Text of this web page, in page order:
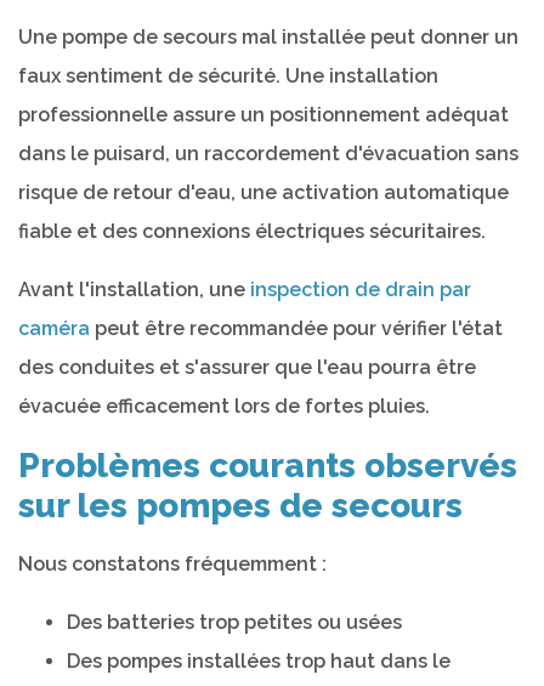
Une pompe de secours mal installée peut donner un
faux sentiment de sécurité. Une installation
professionnelle assure un positionnement adéquat
dans le puisard, un raccordement d'évacuation sans
risque de retour d'eau, une activation automatique
fiable et des connexions électriques sécuritaires.
Avant l'installation, une inspection de drain par
caméra peut être recommandée pour vérifier l'état
des conduites et s'assurer que l'eau pourra être
évacuée efficacement lors de fortes pluies.
Problèmes courants observés
sur les pompes de secours
Nous constatons fréquemment :
Des batteries trop petites ou usées
Des pompes installées trop haut dans le